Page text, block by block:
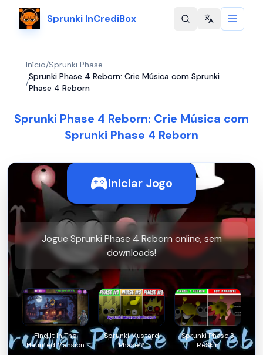
Sprunki InCrediBox Change
Início/Sprunki Phase
/
Sprunki Phase 4 Reborn: Crie Música com Sprunki
Phase 4 Reborn
Sprunki Phase 4 Reborn: Crie Música com
Sprunki Phase 4 Reborn
Iniciar Jogo
Jogue Sprunki Phase 4 Reborn online, sem
downloads!
Find It In The
Haunted Mansion
Sprunki Mustard
Phase 2
Sprunki Phase 3
ReSkin